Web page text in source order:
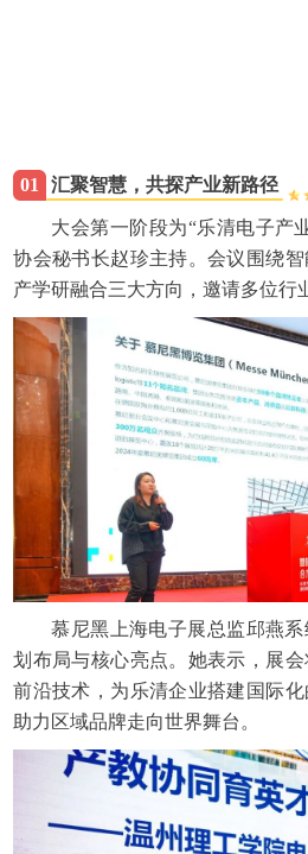
01 汇聚智慧，共探产业新路径
大会第一阶段为“乐清电子产
协会秘书长赵珍主持。会议围绕
产学研融合三大方向，邀请多位行
慕尼黑上海电子展总监邱燕
划布局与核心亮点。她表示，展
前沿技术，为乐清企业搭建国际化
助力区域品牌走向世界舞台。